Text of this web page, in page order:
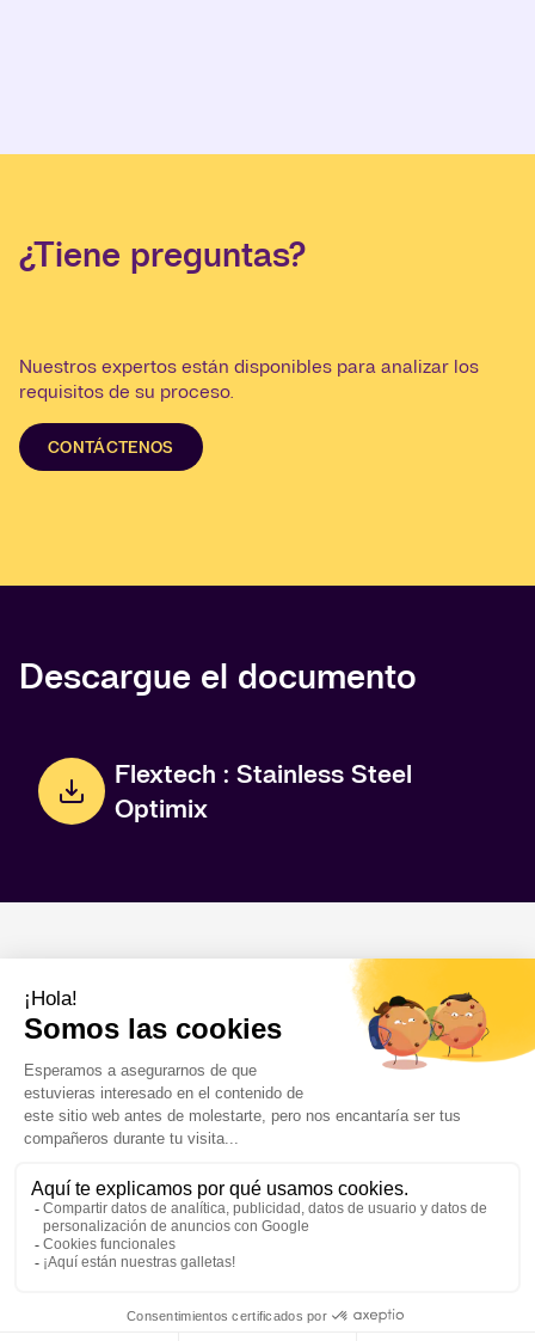
¿Tiene preguntas?
Nuestros expertos están disponibles para analizar los
requisitos de su proceso.
CONTÁCTENOS
Descargue el documento
Flextech : Stainless Steel
Optimix